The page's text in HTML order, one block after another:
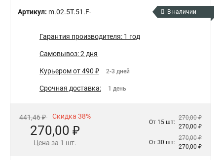
Артикул: m.02.5T.51.F- В наличии
Гарантия производителя: 1 год
Самовывоз: 2 дня
Курьером от 490 ₽ 2-3 дней
Срочная доставка: 1 день
441,46 ₽ Скидка 38%
270,00 ₽
Цена за 1 шт.
От 15 шт:
270,00 ₽
270,00 ₽
От 30 шт:
270,00 ₽
270,00 ₽